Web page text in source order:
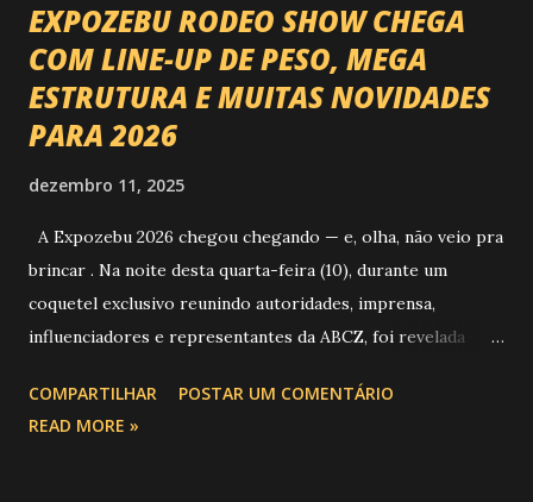
EXPOZEBU RODEO SHOW CHEGA
COM LINE-UP DE PESO, MEGA
ESTRUTURA E MUITAS NOVIDADES
PARA 2026
dezembro 11, 2025
A Expozebu 2026 chegou chegando — e, olha, não veio pra
brincar . Na noite desta quarta-feira (10), durante um
coquetel exclusivo reunindo autoridades, imprensa,
influenciadores e representantes da ABCZ, foi revelada
festa : a chegada do Campeonato de Montarias em Touros
do Circuito Rancho Primavera (CRP) , a maior companhia de
COMPARTILHAR
POSTAR UM COMENTÁRIO
READ MORE »